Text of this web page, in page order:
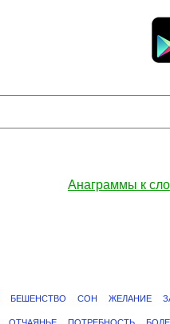
Анаграммы к
БЕШЕНСТВО СОН ЖЕЛАНИЕ